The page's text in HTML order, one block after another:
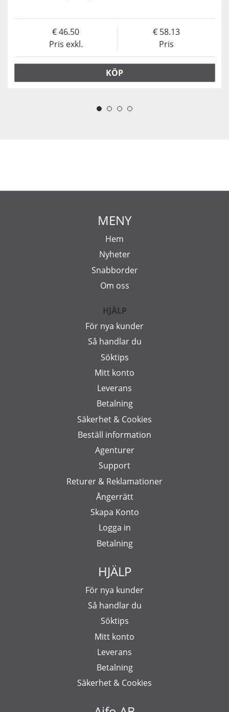
Pris exkl.
46.50
Pris
58.13
KÖP
MENY
Hem
Nyheter
Snabborder
Om oss
HJÄLP
För nya kunder
Så handlar du
Söktips
Mitt konto
Leverans
Betalning
Säkerhet & Cookies
Beställ information
Agenturer
Support
Returer & Reklamationer
Ångerrätt
Skapa Konto
Logga in
Betalning
HJÄLP
För nya kunder
Så handlar du
Söktips
Mitt konto
Leverans
Betalning
Säkerhet & Cookies